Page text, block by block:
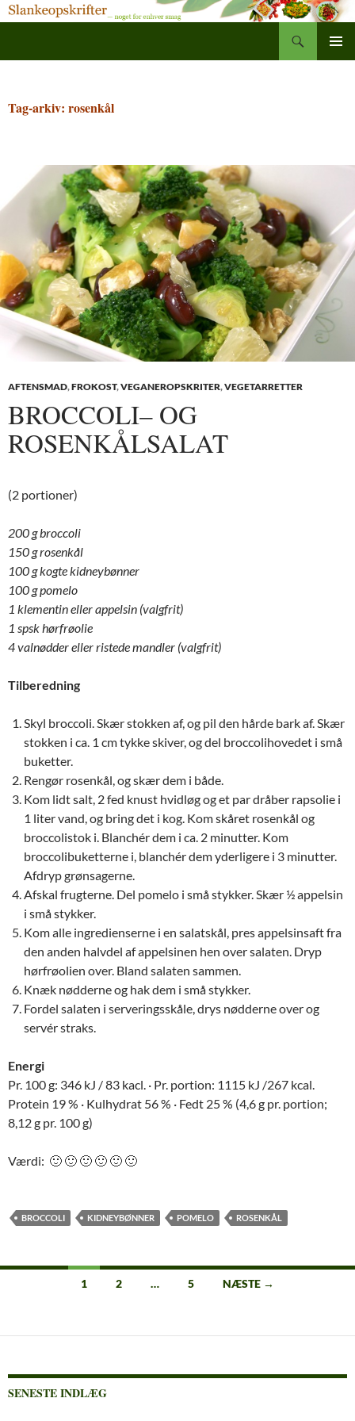
Tag-arkiv: rosenkål
AFTENSMAD,FROKOST,VEGANEROPSKRITER,VEGETARRETTER
BROCCOLI– OG
ROSENKÅLSALAT
(2 portioner)
200 g broccoli
150 g rosenkål
100 g kogte kidneybønner
100 g pomelo
1 klementin eller appelsin (valgfrit)
1 spsk hørfrøolie
4 valnødder eller ristede mandler (valgfrit)
Tilberedning
Skyl broccoli. Skær stokken af, og pil den hårde bark af. Skær
stokken i ca. 1 cm tykke skiver, og del broccolihovedet i små
buketter.
Rengør rosenkål, og skær dem i både.
Kom lidt salt, 2 fed knust hvidløg og et par dråber rapsolie i
1 liter vand, og bring det i kog. Kom skåret rosenkål og
broccolistok i. Blanchér dem i ca. 2 minutter. Kom
broccolibuketterne i, blanchér dem yderligere i 3 minutter.
Afdryp grønsagerne.
Afskal frugterne. Del pomelo i små stykker. Skær ½ appelsin
i små stykker.
Kom alle ingredienserne i en salatskål, pres appelsinsaft fra
den anden halvdel af appelsinen hen over salaten. Dryp
hørfrøolien over. Bland salaten sammen.
Knæk nødderne og hak dem i små stykker.
Fordel salaten i serveringsskåle, drys nødderne over og
servér straks.
Energi
Pr. 100 g: 346 kJ / 83 kacl. · Pr. portion: 1115 kJ /267 kcal.
Protein 19 % · Kulhydrat 56 % · Fedt 25 % (4,6 g pr. portion;
8,12 g pr. 100 g)
Værdi: 🙂 🙂 🙂 🙂 🙂 🙂
BROCCOLI KIDNEYBØNNER POMELO ROSENKÅL
Indlægsnavigation
1 2 … 5 NÆSTE →
SENESTE INDLÆG